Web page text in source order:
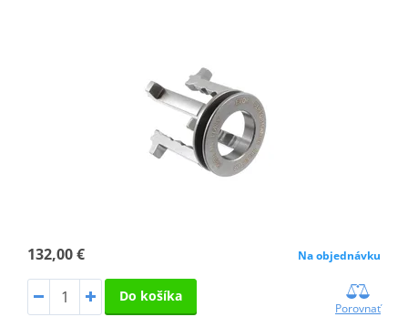
132,00 € Na objednávku
Do košíka
Porovnať